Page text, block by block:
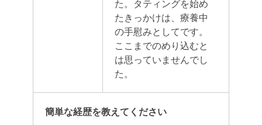
た。タティングを始め
たきっかけは、療養中
の手慰みとしてです。
ここまでのめり込むと
は思っていませんでし
た。
簡単な経歴を教えてください